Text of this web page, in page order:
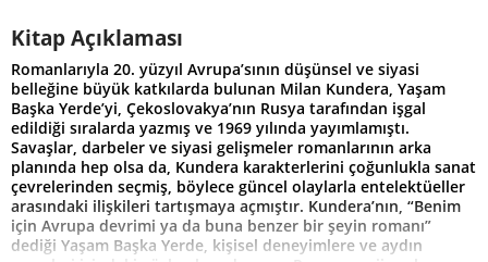
Kitap Açıklaması
Romanlarıyla 20. yüzyıl Avrupa’sının düşünsel ve siyasi
belleğine büyük katkılarda bulunan Milan Kundera, Yaşam
Başka Yerde’yi, Çekoslovakya’nın Rusya tarafından işgal
edildiği sıralarda yazmış ve 1969 yılında yayımlamıştı.
Savaşlar, darbeler ve siyasi gelişmeler romanlarının arka
planında hep olsa da, Kundera karakterlerini çoğunlukla sanat
çevrelerinden seçmiş, böylece güncel olaylarla entelektüeller
arasındaki ilişkileri tartışmaya açmıştır. Kundera’nın, “Benim
için Avrupa devrimi ya da buna benzer bir şeyin romanı”
dediği Yaşam Başka Yerde, kişisel deneyimlere ve aydın